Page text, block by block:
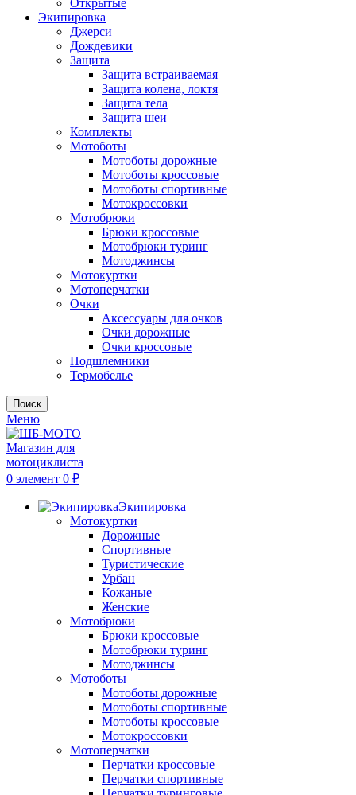
Открытые
Экипировка
Джерси
Дождевики
Защита
Защита встраиваемая
Защита колена, локтя
Защита тела
Защита шеи
Комплекты
Мотоботы
Мотоботы дорожные
Мотоботы кроссовые
Мотоботы спортивные
Мотокроссовки
Мотобрюки
Брюки кроссовые
Мотобрюки туринг
Мотоджинсы
Мотокуртки
Мотоперчатки
Очки
Аксессуары для очков
Очки дорожные
Очки кроссовые
Подшлемники
Термобелье
Поиск
Меню
0 элемент 0 ₽
Экипировка
Мотокуртки
Дорожные
Спортивные
Туристические
Урбан
Кожаные
Женские
Мотобрюки
Брюки кроссовые
Мотобрюки туринг
Мотоджинсы
Мотоботы
Мотоботы дорожные
Мотоботы спортивные
Мотоботы кроссовые
Мотокроссовки
Мотоперчатки
Перчатки кроссовые
Перчатки спортивные